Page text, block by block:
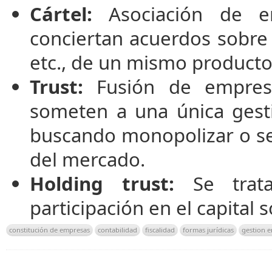
Cártel: Asociación de
conciertan acuerdos
etc., de un mismo
Trust: Fusión de
someten a una única
buscando monopolizar o
del mercado.
Holding trust: Se
participación en el capital
constitución de empresas contabilidad fiscalidad formas jurídicas gestion